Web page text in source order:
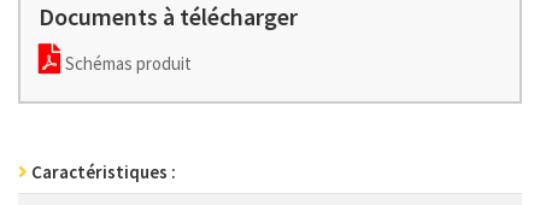
Documents à télécharger
Schémas produit
Caractéristiques :